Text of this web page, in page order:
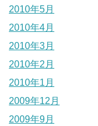
2010年5月
2010年4月
2010年3月
2010年2月
2010年1月
2009年12月
2009年9月